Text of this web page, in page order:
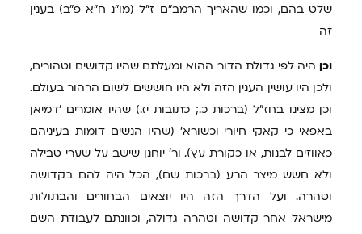
שלט בהם, וכמו שהאריך הרמב"ם ז"ל (מו"נ ח"א פ"ב) בענין
זה
וכן היה לפי גדולת הדור ההוא ומעלתם שהיו קדושים וטהורים,
ולכן היו עושין הענין הזה ולא היו חוששים לשום הרהור בעולם.
וכן מצינו בחז"ל (ברכות כ.; כתובות יז.) שהיו אומרים 'דמיאן
באפאי כי קאקי חיורי וכשורא' (שהיו הנשים דומות בעיניהם
כאווזים לבנות, או כקורת עץ). ור' יוחנן שישב על שערי טבילה
ולא חשש מיצר הרע (ברכות שם), הכל היה להם בקדושה
וטהרה. ועל הדרך הזה היו יוצאים הבחורים והבתולות
מישראל אחר קדושה וטהרה גדולה, וכוונתם לעבודת השם